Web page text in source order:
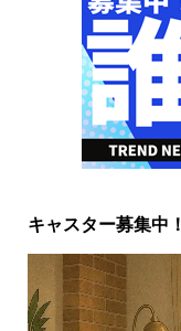
キャスター募集中！